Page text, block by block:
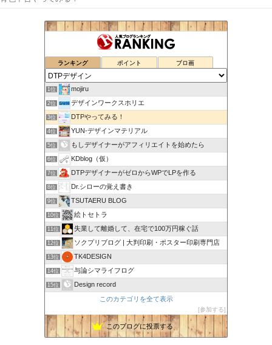
ランキング ポイント ブロ画
1位 mojiru
2位 デザインワークスホリエ
3位 DTPやってみる！
4位 YUN-デザインマテリアル
5位 もしデザイナーがアフィリエイトを始めたら
6位 KDblog（仮）
7位 DTPデザイナーがゼロからWPでLPを作る
8位 Dr.シローの覚え書き
9位 TSUTAERU BLOG
10位 絵トセトラ
11位 失業して離婚して、在宅で100万円稼ぐ話
12位 ソクプリブログ | 大判印刷・ポスター印刷専門店
13位 TK4DESIGN
14位 与論シマライフログ
15位 Design record
このカテゴリを全て表示
参加する
このブログに投票する